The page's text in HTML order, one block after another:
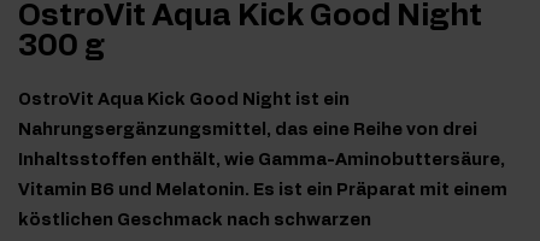
OstroVit Aqua Kick Good Night
300 g
OstroVit Aqua Kick Good Night ist ein
Nahrungsergänzungsmittel, das eine Reihe von drei
Inhaltsstoffen enthält, wie Gamma-Aminobuttersäure,
Vitamin B6 und Melatonin. Es ist ein Präparat mit einem
köstlichen Geschmack nach schwarzen